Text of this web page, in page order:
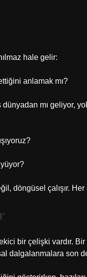
hale gelir:
anlamak mı?
mı geliyor,
döngüsel çalışır.
bir çelişki vardır.
dalgalanmalara son